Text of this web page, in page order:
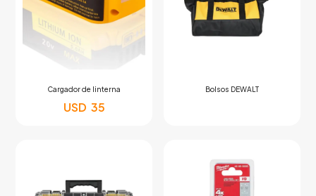
Cargador de linterna
USD 35
Bolsos DEWALT